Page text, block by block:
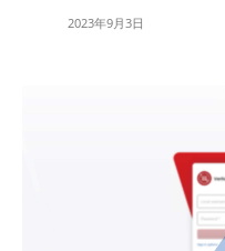
2023年9月3日